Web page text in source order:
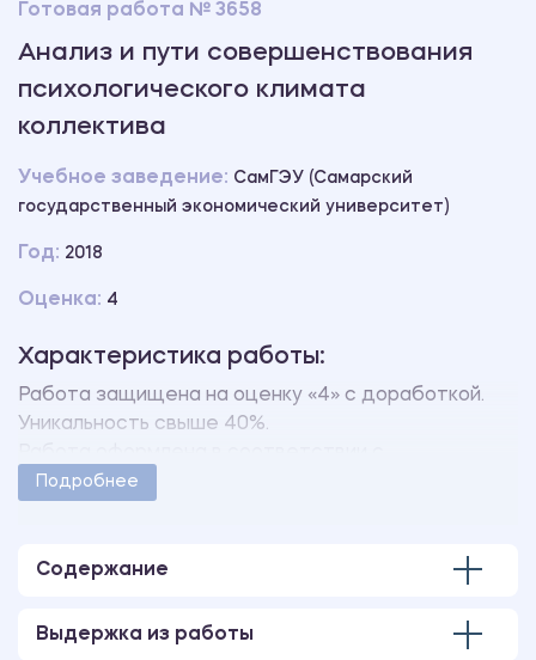
Готовая работа № 3658
Анализ и пути совершенствования
психологического климата
коллектива
Учебное заведение: СамГЭУ (Самарский
государственный экономический университет)
Год: 2018
Оценка: 4
Характеристика работы:
Работа защищена на оценку «4» с доработкой.
Уникальность свыше 40%.
методическими указаниями учебного заведения.
Бухгалтерская отчетность за 2014-2016 г.
Подробнее
Содержание
Выдержка из работы